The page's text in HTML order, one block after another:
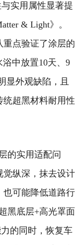
实用属性显著提
& Light》。
点验证了涂层的
中放置10天、9
显外观缺陷，且
统超黑材料耐用性
的实用适配问
觉纵深，抹去设计
也可能降低道路行
黑底层+高光罩面
的同时，恢复车